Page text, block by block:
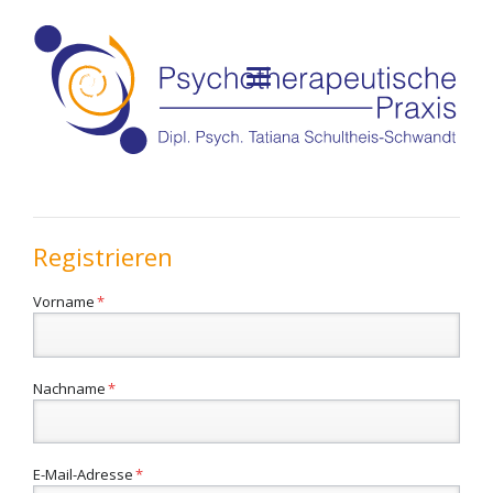
Registrieren
Pflichtfeld
Vorname*
Pflichtfeld
Nachname*
Pflichtfeld
E-Mail-Adresse*